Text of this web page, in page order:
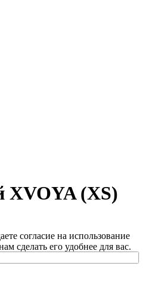
XVOYA (XS)
согласие на использование
сделать его удобнее для вас.